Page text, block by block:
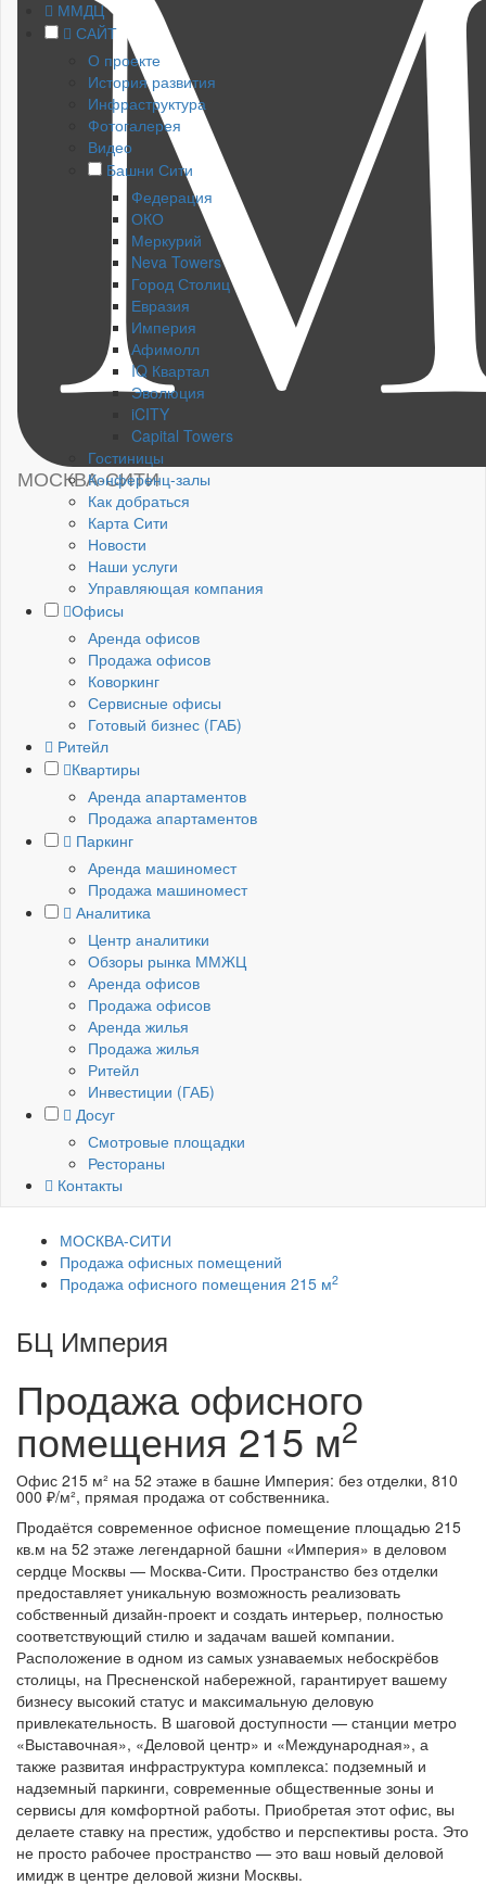
МОСКВА-СИТИ
ММДЦ
САЙТ
О проекте
История развития
Инфраструктура
Фотогалерея
Видео
Башни Сити
Федерация
ОКО
Меркурий
Neva Towers
Город Столиц
Евразия
Империя
Афимолл
IQ Квартал
Эволюция
iCITY
Capital Towers
Гостиницы
Конференц-залы
Как добраться
Карта Сити
Новости
Наши услуги
Управляющая компания
Офисы
Аренда офисов
Продажа офисов
Коворкинг
Сервисные офисы
Готовый бизнес (ГАБ)
Ритейл
Квартиры
Аренда апартаментов
Продажа апартаментов
Паркинг
Аренда машиномест
Продажа машиномест
Аналитика
Центр аналитики
Обзоры рынка ММЖЦ
Аренда офисов
Продажа офисов
Аренда жилья
Продажа жилья
Ритейл
Инвестиции (ГАБ)
Досуг
Смотровые площадки
Рестораны
Контакты
МОСКВА-СИТИ
Продажа офисных помещений
Продажа офисного помещения 215 м2
БЦ Империя
Продажа офисного
помещения215 м2
Офис 215 м² на 52 этаже в башне Империя: без отделки, 810
000 ₽/м², прямая продажа от собственника.
Продаётся современное офисное помещение площадью 215
кв.м на 52 этаже легендарной башни «Империя» в деловом
сердце Москвы — Москва-Сити. Пространство без отделки
предоставляет уникальную возможность реализовать
собственный дизайн-проект и создать интерьер, полностью
соответствующий стилю и задачам вашей компании.
Расположение в одном из самых узнаваемых небоскрёбов
столицы, на Пресненской набережной, гарантирует вашему
бизнесу высокий статус и максимальную деловую
привлекательность. В шаговой доступности — станции метро
«Выставочная», «Деловой центр» и «Международная», а
также развитая инфраструктура комплекса: подземный и
надземный паркинги, современные общественные зоны и
сервисы для комфортной работы. Приобретая этот офис, вы
делаете ставку на престиж, удобство и перспективы роста. Это
не просто рабочее пространство — это ваш новый деловой
имидж в центре деловой жизни Москвы.